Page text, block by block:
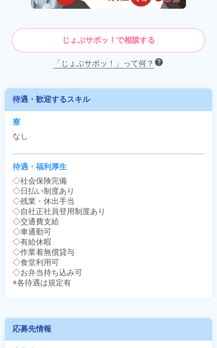
じょぶサポッ！で相談する
「じょぶサポッ！」って何？
待遇・歓迎するスキル
寮
なし
待遇・福利厚生
◇社会保険完備
◇日払い制度あり
◇残業・休出手当
◇自社正社員登用制度あり
◇交通費支給
◇車通勤可
◇有給休暇
◇作業着無償貸与
◇食堂利用可
◇お弁当持ち込み可
※各待遇は規定有
応募先情報